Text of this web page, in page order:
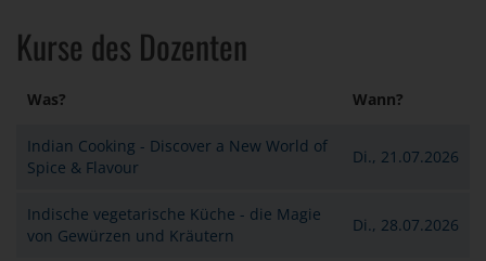
Kurse des Dozenten
Was? Wann?
Indian Cooking - Discover a New World of
Spice & Flavour
Di., 21.07.2026
Indische vegetarische Küche - die Magie
von Gewürzen und Kräutern
Di., 28.07.2026